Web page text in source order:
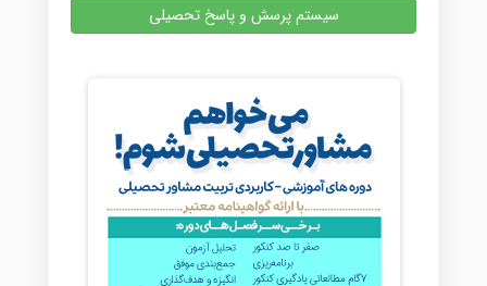
سیستم پرسش و پاسخ تحصیلی